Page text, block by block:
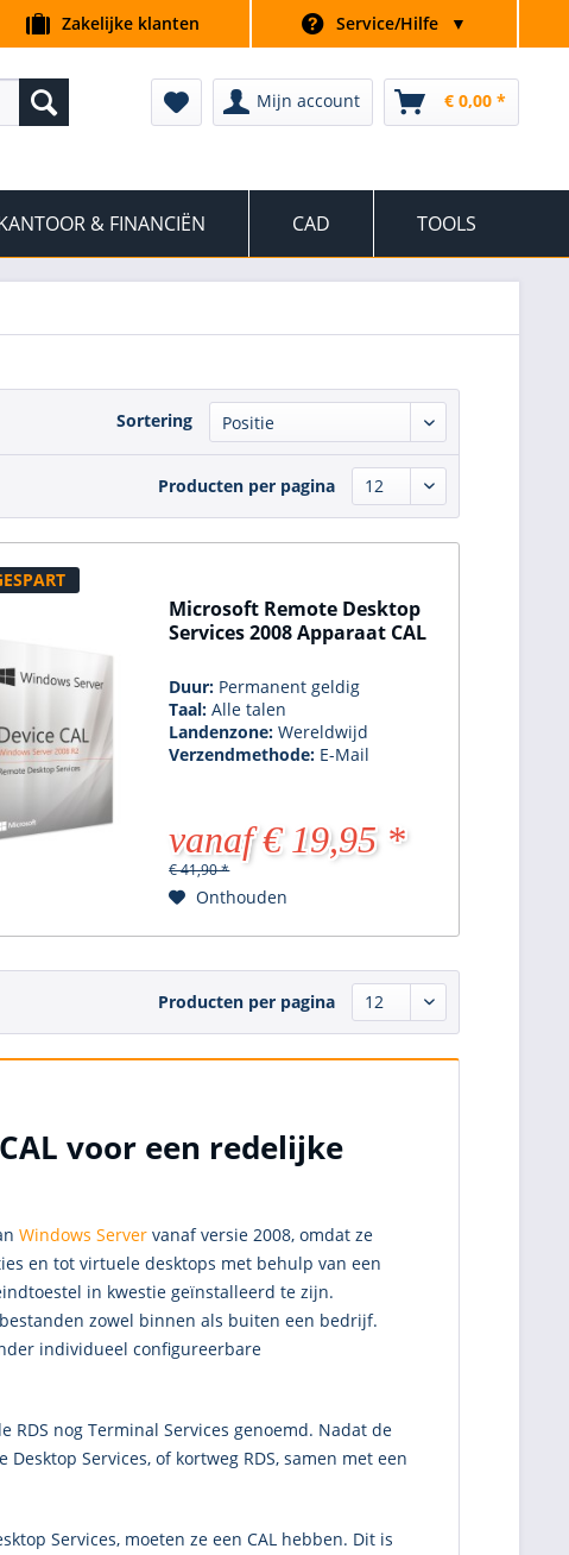
Zakelijke klanten Service/Hilfe ▼
Mijn account € 0,00 *
& FINANCIËN CAD TOOLS
Sortering
Producten per pagina
Microsoft Remote Desktop
Services 2008 Apparaat CAL
Duur: Permanent geldig
Taal:Alle talen
Landenzone:Wereldwijd
Verzendmethode: E-Mail
vanaf € 19,95 *
€ 41,90 *
Onthouden
Producten per pagina
voor een redelijke
Windows Server vanaf versie 2008, omdat ze
en tot virtuele desktops met behulp van een
in kwestie geïnstalleerd te zijn.
zowel binnen als buiten een bedrijf.
individueel configureerbare
RDS nog Terminal Services genoemd. Nadat de
Services, of kortweg RDS, samen met een
Services, moeten ze een CAL hebben. Dit is